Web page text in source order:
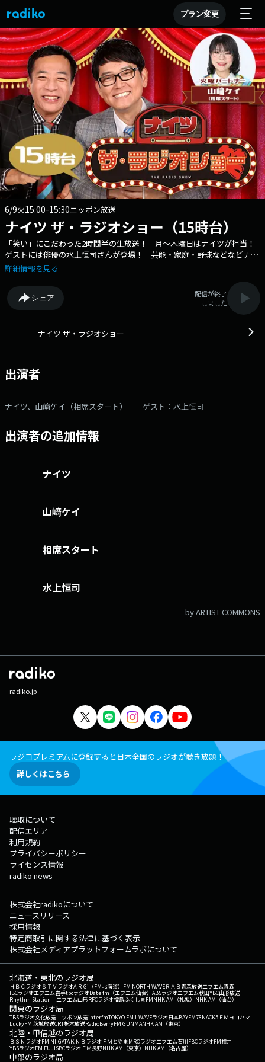
プラン変更
6/9火15:00-15:30ニッポン放送
ナイツ ザ・ラジオショー（15時台）
「笑い」にこだわった2時間半の生放送！ 月～木曜日はナイツが担当！
ゲストには俳優の水上恒司さんが登場！ 芸能・家庭・野球などなどナイ
ツのトークと、「笑い」にこだわったネタコーナーをお届けします！ X
をお届け！ ▼13:35頃：三日月マンハッタン仲嶺のお笑いクイズ
▼14:00～：ゲストと一緒に笑いをお届けする「ザ・ゲストショー」をお
届け。今日は俳優の水上恒司さんが登場！ ▼14:40頃：リスナーの様々
ー！」 ▼15:05頃：曜日替わりのパートナーにスポットを当てたコー
ソナリティは月曜～木曜はナイツ、パートナーには平野ノラ(月)、相席ス
タート山﨑ケイ(火)、メイプル超合金安藤なつ(水)、ハリセンボン箕輪はる
ウンサー東島衣里が担当！ そして土曜日のザ・ラジオショー サタデーは
サンドウィッチマン！メールアドレス： rs@1242.com 番組ホーム
twitterアカウントは「@The_RadioShow」
詳細情報を見る
シェア
配信が終了
しました
ナイツ ザ・ラジオショー
出演者
ナイツ、山﨑ケイ（相席スタート） ゲスト：水上恒司
出演者の追加情報
ナイツ
山﨑ケイ
相席スタート
水上恒司
by ARTIST COMMONS
radiko.jp
ラジコプレミアムに登録すると日本全国のラジオが聴き放題！
詳しくはこちら
聴取について
配信エリア
利用規約
プライバシーポリシー
ライセンス情報
radiko news
株式会社radikoについて
ニュースリリース
採用情報
特定商取引に関する法律に基づく表示
株式会社メディアプラットフォームラボについて
北海道・東北のラジオ局
ＨＢＣラジオＳＴＶラジオAIR-G'（FM北海道） FM NORTH WAVEＲＡＢ青森放送エフエム青森
IBCラジオエフエム岩手tbcラジオDate fm（エフエム仙台） ABSラジオエフエム秋田YBC山形放送
Rhythm Station エフエム山形RFCラジオ福島ふくしまFMNHK AM（札幌） NHK AM（仙台）
関東のラジオ局
TBSラジオ文化放送ニッポン放送interfmTOKYO FMJ-WAVEラジオ日本BAYFM78NACK5 ＦＭヨコハマ
LuckyFM 茨城放送CRT栃木放送RadioBerryFM GUNMANHK AM（東京）
北陸・甲信越のラジオ局
ＢＳＮラジオFM NIIGATAＫＮＢラジオ ＦＭとやまMROラジオエフエム石川FBCラジオFM福井
YBSラジオFM FUJISBCラジオ ＦＭ長野NHK AM（東京） NHK AM（名古屋）
中部のラジオ局